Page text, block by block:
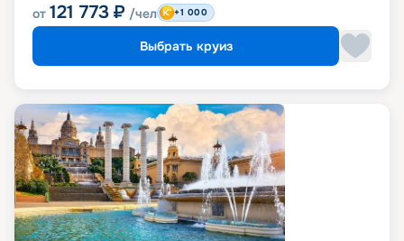
от 121 773 ₽ /чел +1 000
Выбрать круиз